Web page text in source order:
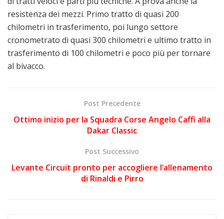
resistenza dei mezzi. Primo tratto di quasi 200
chilometri in trasferimento, poi lungo settore
cronometrato di quasi 300 chilometri e ultimo tratto in
trasferimento di 100 chilometri e poco più per tornare
al bivacco.
Post Precedente
Ottimo inizio per la Squadra Corse Angelo Caffi alla
Dakar Classic
Post Successivo
Levante Circuit pronto per accogliere l’allenamento
di Rinaldi e Pirro